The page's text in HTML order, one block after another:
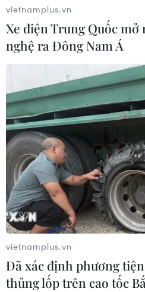
địch bóng đá Đông Nam Á
vietnamplus.vn
Xe điện Trung Quốc mở
nghệ ra Đông Nam Á
vietnamplus.vn
Đã xác định phương
thủng lốp trên cao tốc